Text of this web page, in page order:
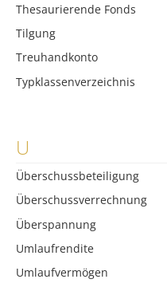
Thesaurierende Fonds
Tilgung
Treuhandkonto
Typklassenverzeichnis
U
Überschussbeteiligung
Überschussverrechnung
Überspannung
Umlaufrendite
Umlaufvermögen